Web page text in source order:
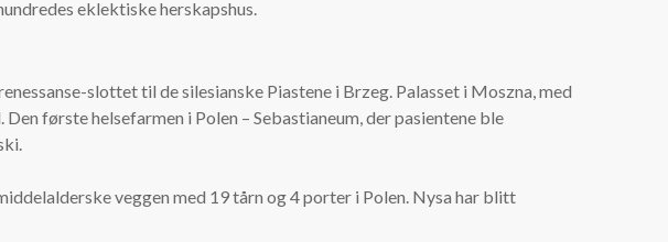
eklektiske herskapshus.
slottet til de silesianske Piastene i Brzeg. Palasset i Moszna, med
første helsefarmen i Polen – Sebastianeum, der pasientene ble
veggen med 19 tårn og 4 porter i Polen. Nysa har blitt